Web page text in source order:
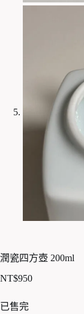
潤瓷四方壺 200ml
NT$950
已售完